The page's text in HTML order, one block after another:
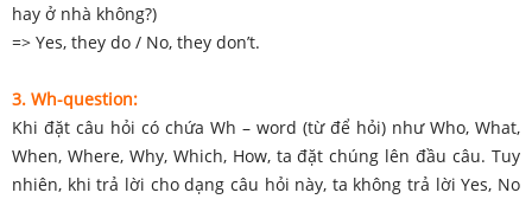
hay ở nhà không?)
=> Yes, they do / No, they don’t.
3. Wh-question:
Khi đặt câu hỏi có chứa Wh – word (từ để hỏi) như Who, What,
When, Where, Why, Which, How, ta đặt chúng lên đầu câu. Tuy
nhiên, khi trả lời cho dạng câu hỏi này, ta không trả lời Yes, No